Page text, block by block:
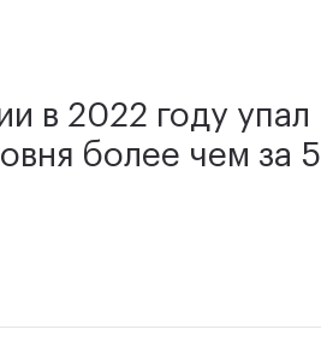
в 2022 году упал
более чем за 5